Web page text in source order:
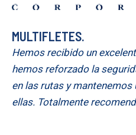
MULTIFLETES.
Hemos recibido un
hemos reforzado la
en las rutas y
ellas. Totalmente